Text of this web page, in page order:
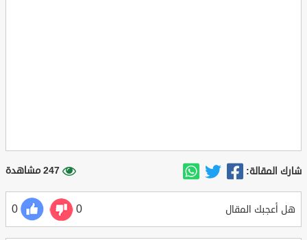
شارك المقالة: 247 مشاهدة
هل أعجبك المقال 0
0